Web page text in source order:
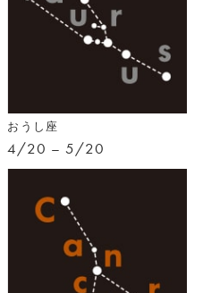
おうし座
4/20 – 5/20